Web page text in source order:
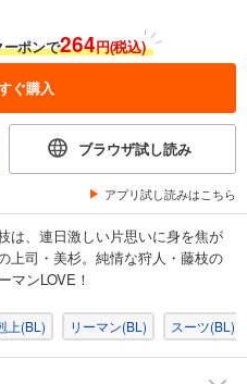
ポンで264円(税込)
ぐ購入
ブラウザ試し読み
アプリ試し読みはこちら
は、連日激しい片思いに身を焦が
上司・美杉。純情な狩人・藤枝の
マンLOVE！
上(BL) リーマン(BL) スーツ(BL)